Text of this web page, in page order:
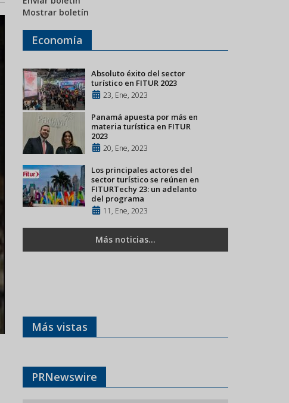
Mostrar boletín
Economía
Absoluto éxito del sector
turístico en FITUR 2023
23, Ene, 2023
Panamá apuesta por más en
materia turística en FITUR
2023
20, Ene, 2023
Los principales actores del
sector turístico se reúnen en
FITURTechy 23: un adelanto
del programa
11, Ene, 2023
Más noticias...
Más vistas
PRNewswire